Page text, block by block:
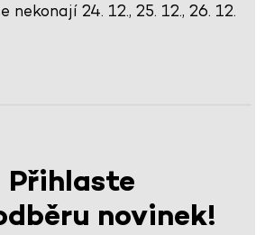
24. 12., 25. 12., 26. 12.
Přihlaste
novinek!